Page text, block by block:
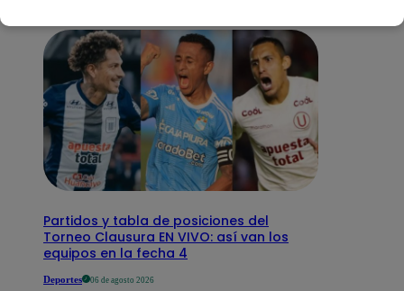
Partidos y tabla de posiciones del
Torneo Clausura EN VIVO: así van los
equipos en la fecha 4
Deportes 06 de agosto 2026